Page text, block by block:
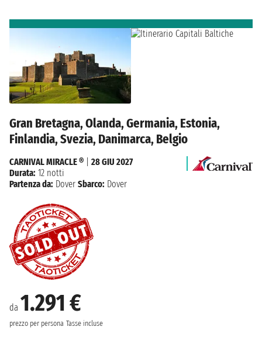
Gran Bretagna, Olanda, Germania, Estonia,
Finlandia, Svezia, Danimarca, Belgio
da 1.291 €
prezzo per persona Tasse incluse
CARNIVAL MIRACLE ®
28 GIU 2027
Durata: 12 notti
Partenza da: Dover Sbarco: Dover